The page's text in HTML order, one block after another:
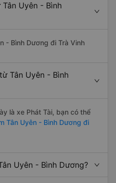
Uyên - Bình
- Bình Dương đi Trà Vinh
Tân Uyên - Bình
là xe Phát Tài, bạn có thể
Tân Uyên - Bình Dương đi
Uyên - Bình Dương?